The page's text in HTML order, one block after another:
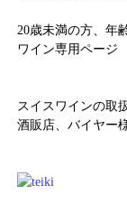
20歳未満の方、年
ワイン専用ペー
スイスワインの取
酒販店、バイヤー